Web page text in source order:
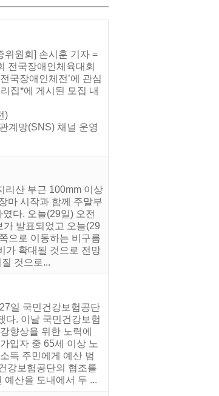
위원회] 손시훈 기자 =
전국장애인체육대회
국장애인체전’에 관심
집*에 게시된 모집 내
)
계망(SNS) 채널 운영
리산 부근 100mm 이상
마 시작과 함께 주말부
다. 오늘(29일) 오전
가 발표되었고 오늘(29
으로 이동하는 비구름
가 확대될 것으로 전망
것으로...
일 국민건강보험공단
다. 이날 국민건강보험
향상을 위한 노력에
입자 중 65세 이상 노
득 주민에게 예산 범
강보험공단의 협조를
산을 도내에서 두 ...